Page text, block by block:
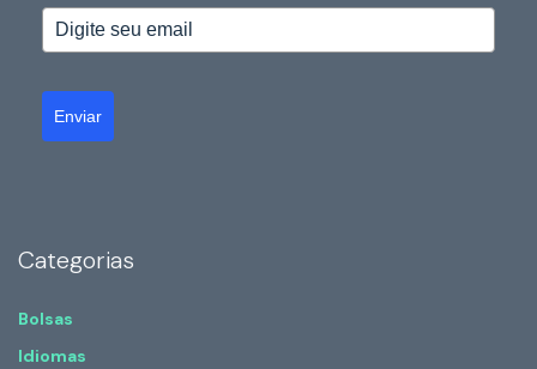
Enviar
Categorias
Bolsas
Idiomas